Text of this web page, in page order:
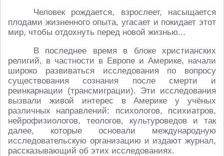
Человек рождается, взрослеет, насыщается
плодами жизненного опыта, угасает и покидает этот
мир, чтобы отдохнуть перед новой жизнью...
В последнее время в блоке христианских
религий, в частности в Европе и Америке, начали
широко развиваться исследования по вопросу
существования сознания после смерти и
реинкарнации (трансмиграции). Эти исследования
вызвали живой интерес в Америке у учёных
различных направлений: психологов, психиатров,
нейрофизиологов, теологов, культуроведов и так
далее, которые основали международную
исследовательскую организацию и издают журнал,
рассказывающий об этих исследованиях.